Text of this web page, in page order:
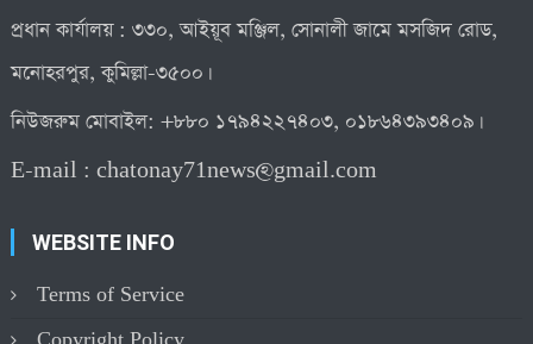
প্রধান কার্যালয় : ৩৩০, আইয়ূব মঞ্জিল, সোনালী জামে মসজিদ রোড,
মনোহরপুর, কুমিল্লা-৩৫০০।
নিউজরুম মোবাইল: +৮৮০ ১৭৯৪২২৭৪০৩, ০১৮৬৪৩৯৩৪০৯।
E-mail :chatonay71news@gmail.com
WEBSITE INFO
Terms of Service